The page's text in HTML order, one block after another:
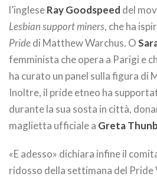
l’ingleseRay Goodspeed del
Lesbian support miners, che ha
Pridedi Matthew Warchus. O
femminista che opera a Parigi e
ha curato un panel sulla figura di
Inoltre, il pride etneo ha
durante la sua sosta in città,
maglietta ufficiale a Greta
«E adesso» dichiara infine il
ridosso della settimana del Pride